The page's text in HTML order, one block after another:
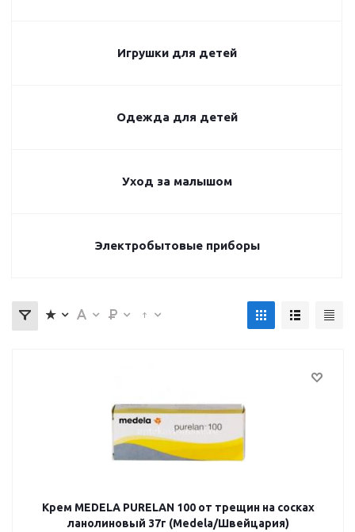
Игрушки для детей
Одежда для детей
Уход за малышом
Электробытовые приборы
Крем MEDELA PURELAN 100 от трещин на сосках
ланолиновый 37г (Medela/Швейцария)